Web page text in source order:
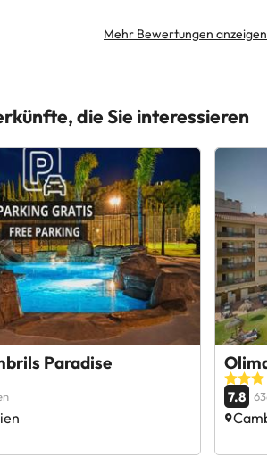
Mehr Bewertungen anzeigen
die Sie interessieren
Paradise
7.8